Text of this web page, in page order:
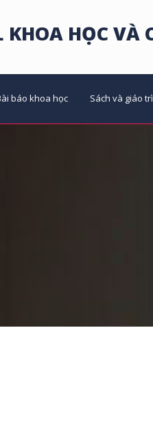
KHOA HỌC VÀ
báo khoa học Sách và giáo